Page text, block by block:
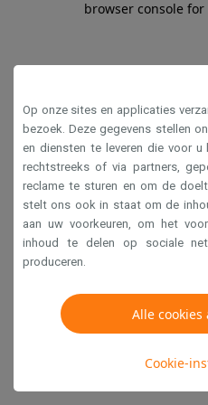
browser console
Op onze sites en applicaties
bezoek. Deze gegevens stellen
en diensten te leveren die voor
rechtstreeks of via partners,
reclame te sturen en om de
stelt ons ook in staat om de
aan uw voorkeuren, om het
inhoud te delen op sociale
produceren.
Alle cookies
Cookie-